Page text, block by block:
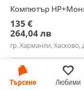
Търсене Любими
Компютър
135 €
264,04 лв
гр. Харманли, Хасково,